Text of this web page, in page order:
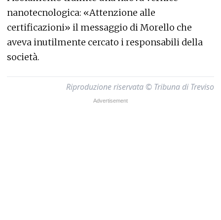
nanotecnologica: «Attenzione alle
certificazioni» il messaggio di Morello che
aveva inutilmente cercato i responsabili della
società.
Riproduzione riservata © Tribuna di Treviso